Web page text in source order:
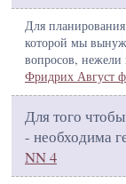
Для
которой мы
вопросов,
Фридрих Август
Для того
- необходима
NN 4